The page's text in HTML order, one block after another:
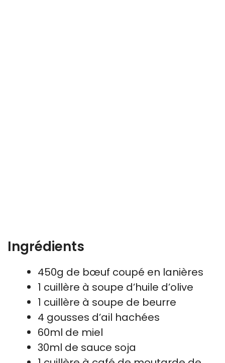
Ingrédients
450g de bœuf coupé en lanières
1 cuillère à soupe d’huile d’olive
1 cuillère à soupe de beurre
4 gousses d’ail hachées
60ml de miel
30ml de sauce soja